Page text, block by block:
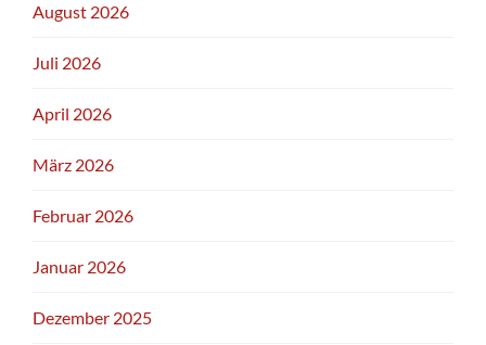
August 2026
Juli 2026
April 2026
März 2026
Februar 2026
Januar 2026
Dezember 2025